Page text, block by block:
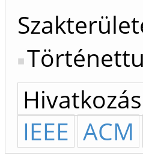
IEEE ACM